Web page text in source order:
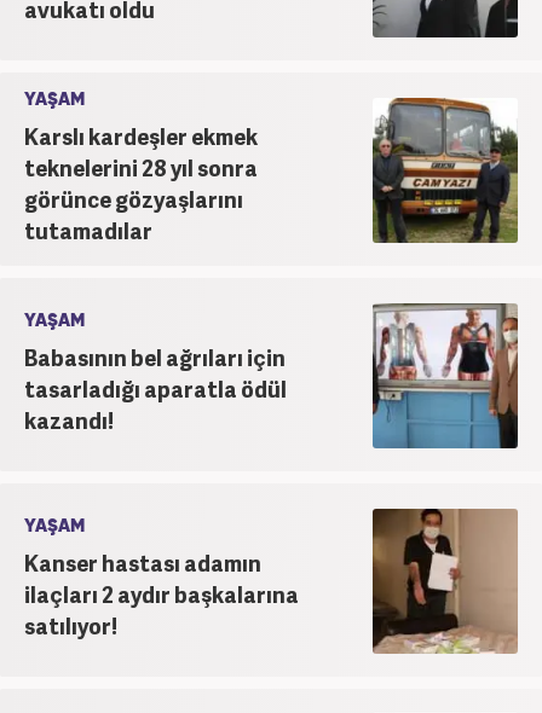
avukatı oldu
YAŞAM
Karslı kardeşler ekmek
teknelerini 28 yıl sonra
görünce gözyaşlarını
tutamadılar
YAŞAM
Babasının bel ağrıları için
tasarladığı aparatla ödül
kazandı!
YAŞAM
Kanser hastası adamın
ilaçları 2 aydır başkalarına
satılıyor!